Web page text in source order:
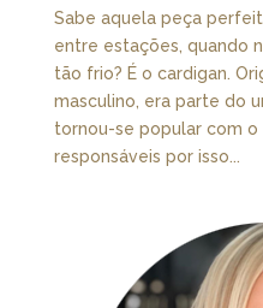
Sabe aquela peça
entre estações, quando
tão frio? É o cardigan.
masculino, era parte do
tornou-se popular com o
responsáveis por isso...